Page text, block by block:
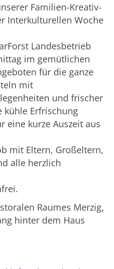
Familien-Kreativ-
Interkulturellen Woche
Landesbetrieb
im gemütlichen
für die ganze
mit
und frischer
kühle Erfrischung
eine kurze Auszeit aus
mit Eltern, Großeltern,
alle herzlich
Raumes Merzig,
hinter dem Haus